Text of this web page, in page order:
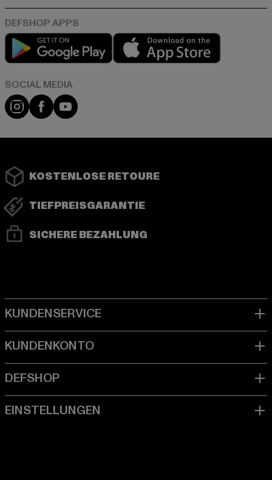
Play market
Instagram
FacebookYouTube
KOSTENLOSE RETOURE
TIEFPREISGARANTIE
SICHERE BEZAHLUNG